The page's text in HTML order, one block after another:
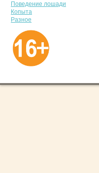
Поведение лошади
Копыта
Разное